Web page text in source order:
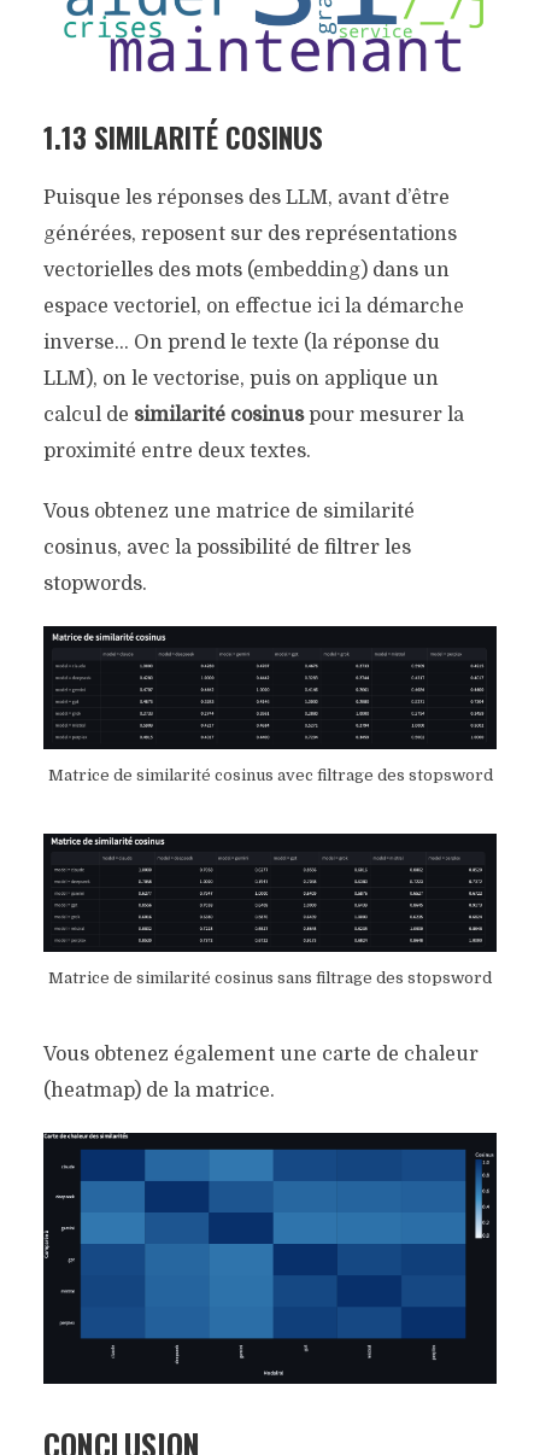
1.13 SIMILARITÉ COSINUS
Puisque les réponses des LLM, avant d’être
générées, reposent sur des représentations
vectorielles des mots (embedding) dans un
espace vectoriel, on effectue ici la démarche
inverse… On prend le texte (la réponse du
LLM), on le vectorise, puis on applique un
calcul de similarité cosinuspour mesurer la
proximité entre deux textes.
Vous obtenez une matrice de similarité
cosinus, avec la possibilité de filtrer les
stopwords.
Matrice de similarité cosinus avec filtrage des stopsword
Matrice de similarité cosinus sans filtrage des stopsword
Vous obtenez également une carte de chaleur
(heatmap) de la matrice.
CONCLUSION